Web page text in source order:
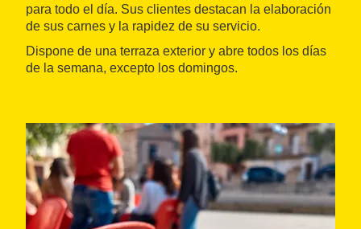
para todo el día. Sus clientes destacan la elaboración
de sus carnes y la rapidez de su servicio.
Dispone de una terraza exterior y abre todos los días
de la semana, excepto los domingos.